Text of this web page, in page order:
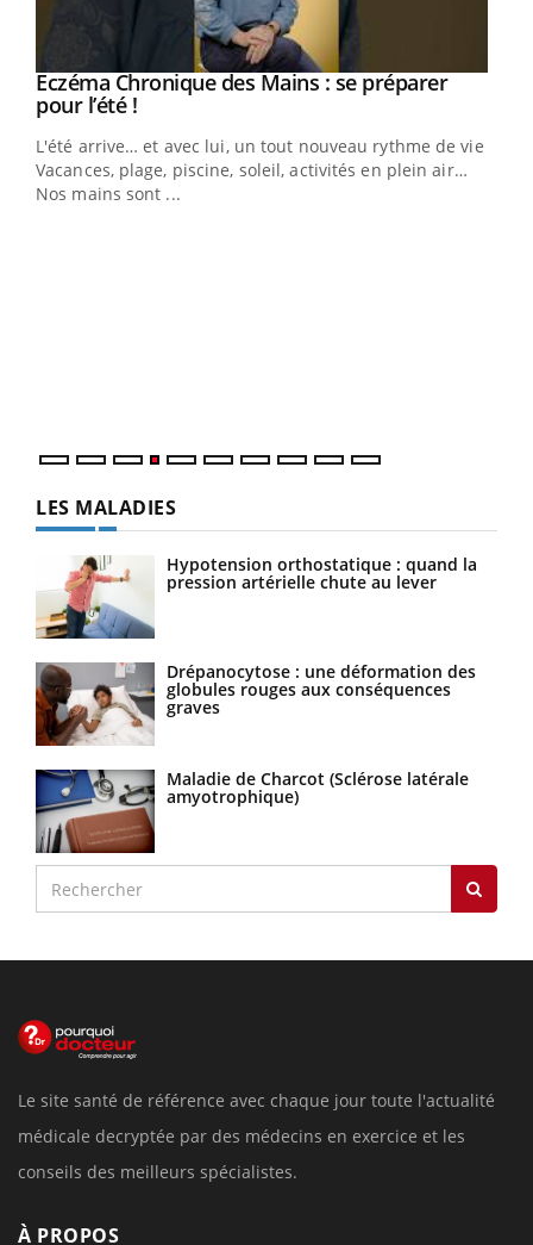
Youtube
Eczéma Chronique des Mains : se préparer
pour l’été !Youtube
L'été arrive… et avec lui, un tout nouveau rythme de vie !
Vacances, plage, piscine, soleil, activités en plein air…
Nos mains sont ...
LES MALADIES
Hypotension orthostatique : quand la
pression artérielle chute au lever
Drépanocytose : une déformation des
globules rouges aux conséquences
graves
Maladie de Charcot (Sclérose latérale
amyotrophique)
Le site santé de référence avec chaque jour toute l'actualité
médicale decryptée par des médecins en exercice et les
conseils des meilleurs spécialistes.
À PROPOS